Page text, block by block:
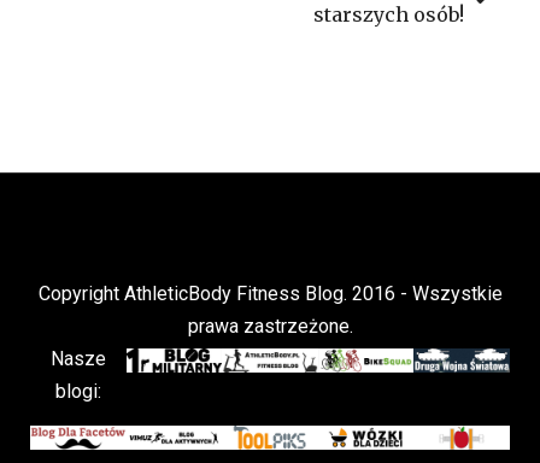
starszych osób!
Copyright AthleticBody Fitness Blog. 2016 - Wszystkie
prawa zastrzeżone.
Nasze
blogi: